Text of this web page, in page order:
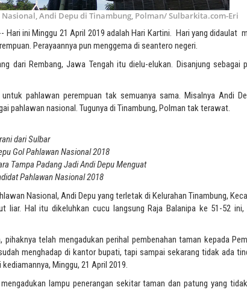
Andi Depu di Tinambung, Polman/ Sulbarkita.com-Eri
Hari ini Minggu 21 April 2019 adalah Hari Kartini. Hari yang didaulat
Perayaannya pun menggema di seantero negeri.
dari Rembang, Jawa Tengah itu dielu-elukan. Disanjung sebagai
untuk pahlawan perempuan tak semuanya sama. Misalnya Andi
pahlawan nasional. Tugunya di Tinambung, Polman tak terawat.
dari Sulbar
Gol Pahlawan Nasional 2018
Tampa Padang Jadi Andi Depu Menguat
Pahlawan Nasional 2018
Nasional, Andi Depu yang terletak di Kelurahan Tinambung,
liar. Hal itu dikeluhkan cucu langsung Raja Balanipa ke 51-52
pihaknya telah mengadukan perihal pembenahan taman kepada
menghadap di kantor bupati, tapi sampai sekarang tidak ada
Minggu, 21 April 2019.
lampu penerangan sekitar taman dan patung yang